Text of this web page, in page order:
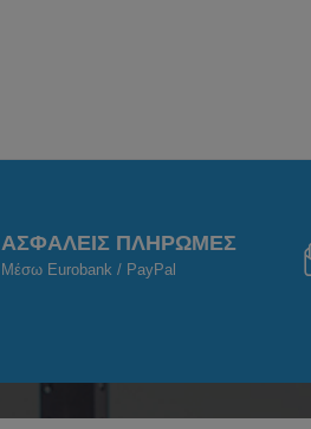
ΑΣΦΑΛΕΙΣ ΠΛΗΡΩΜΕΣ
Μέσω Eurobank / PayPal